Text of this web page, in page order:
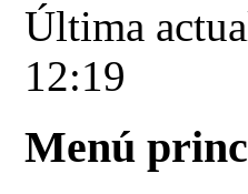
Última
12:19
Menú